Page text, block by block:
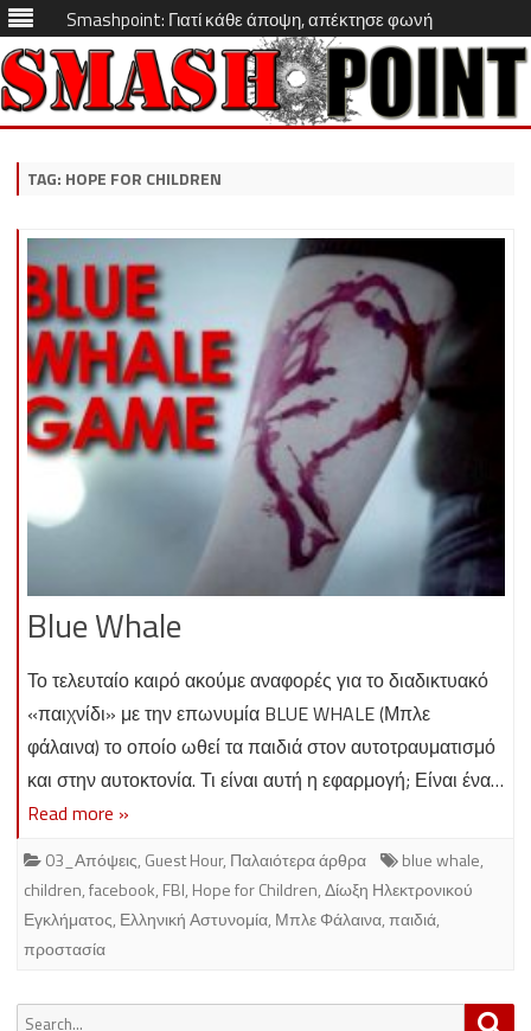
Smashpoint: Γιατί κάθε άποψη, απέκτησε φωνή
Skip
TAG: HOPE FOR CHILDREN
Blue Whale
Το τελευταίο καιρό ακούμε αναφορές για το διαδικτυακό
«παιχνίδι» με την επωνυμία BLUE WHALE (Μπλε
φάλαινα) το οποίο ωθεί τα παιδιά στον αυτοτραυματισμό
και στην αυτοκτονία. Τι είναι αυτή η εφαρμογή; Είναι ένα…
Read more »
03_Απόψεις, Guest Hour, Παλαιότερα άρθρα blue whale,
children,facebook, FBI, Hope for Children,Δίωξη Ηλεκτρονικού
Εγκλήματος, Ελληνική Αστυνομία, Μπλε Φάλαινα,παιδιά,
προστασία
Search